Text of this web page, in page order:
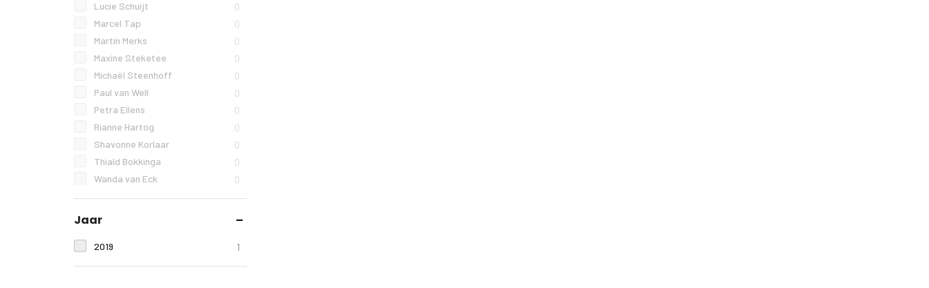
Lucie Schuijt 0
Marcel Tap 0
Martin Merks 0
Maxine Steketee 0
Michaël Steenhoff 0
Paul van Well 0
Petra Ellens 0
Rianne Hartog 0
Shavonne Korlaar 0
Thiald Bokkinga 0
Wanda van Eck 0
Jaar
2019 1